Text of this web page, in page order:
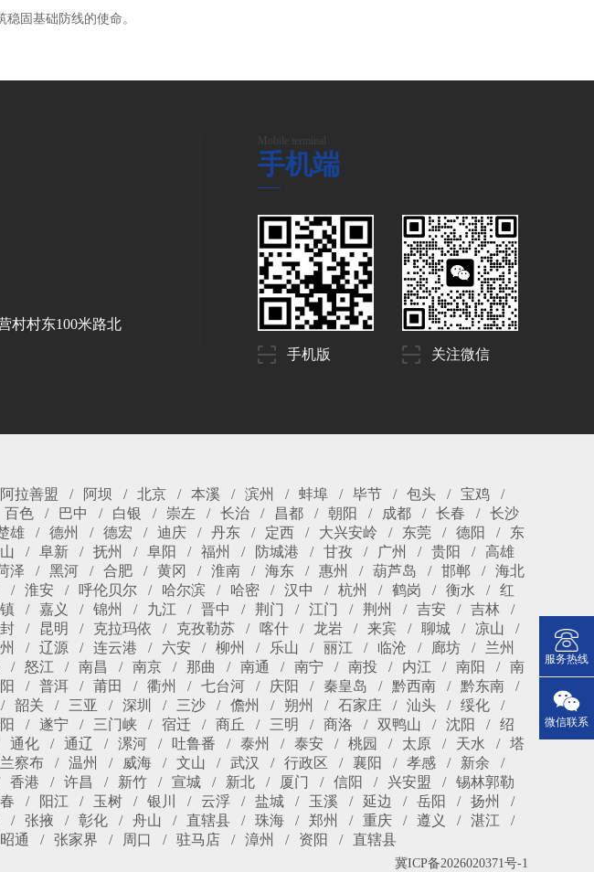
固基础防线的使命。
村村东100米路北
手机端
手机版 关注微信
阿拉善盟 阿坝 北京 本溪 滨州 蚌埠 毕节 包头
宝鸡
百色 巴中 白银 崇左 长治 昌都 朝阳 成都 长春
长沙
雄 德州 德宏 迪庆 丹东 定西 大兴安岭 东莞 德阳
东
阜新 抚州 阜阳 福州 防城港 甘孜 广州 贵阳
高雄
泽 黑河 合肥 黄冈 淮南 海东 惠州 葫芦岛 邯郸
海北
淮安 呼伦贝尔 哈尔滨 哈密 汉中 杭州 鹤岗 衡水
红
嘉义 锦州 九江 晋中 荆门 江门 荆州 吉安
吉林
昆明 克拉玛依 克孜勒苏 喀什 龙岩 来宾 聊城
凉山
辽源 连云港 六安 柳州 乐山 丽江 临沧 廊坊
兰州
怒江 南昌 南京 那曲 南通 南宁 南投 内江 南阳
南
普洱 莆田 衢州 七台河 庆阳 秦皇岛 黔西南
黔东南
韶关 三亚 深圳 三沙 儋州 朔州 石家庄 汕头
绥化
遂宁 三门峡 宿迁 商丘 三明 商洛 双鸭山 沈阳
绍
通化 通辽 漯河 吐鲁番 泰州 泰安 桃园 太原 天水
塔
察布 温州 威海 文山 武汉 行政区 襄阳 孝感
新余
香港 许昌 新竹 宣城 新北 厦门 信阳 兴安盟
锡林郭勒
阳江 玉树 银川 云浮 盐城 玉溪 延边 岳阳
扬州
张掖 彰化 舟山 直辖县 珠海 郑州 重庆 遵义
湛江
昭通 张家界 周口 驻马店 漳州 资阳 直辖县
冀ICP备2026020371号-1
服务热线
微信联系